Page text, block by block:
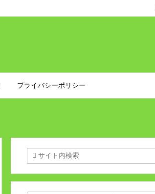
プライバシーポリシー